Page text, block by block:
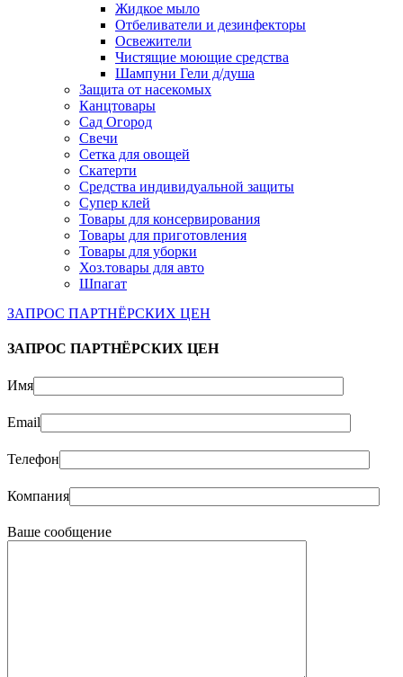
Жидкое мыло
Отбеливатели и дезинфекторы
Освежители
Чистящие моющие средства
Шампуни Гели д/душа
Защита от насекомых
Канцтовары
Сад Огород
Свечи
Сетка для овощей
Скатерти
Средства индивидуальной защиты
Супер клей
Товары для консервирования
Товары для приготовления
Товары для уборки
Хоз.товары для авто
Шпагат
ЗАПРОС ПАРТНЁРСКИХ ЦЕН
ЗАПРОС ПАРТНЁРСКИХ ЦЕН
Имя
Email
Телефон
Компания
Ваше сообщение